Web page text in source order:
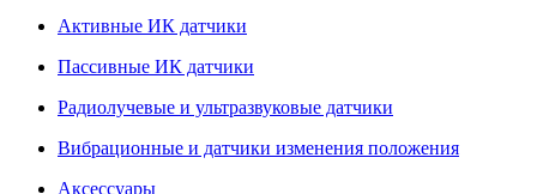
Активные ИК датчики
Пассивные ИК датчики
Радиолучевые и ультразвуковые датчики
Вибрационные и датчики изменения положения
Аксессуары